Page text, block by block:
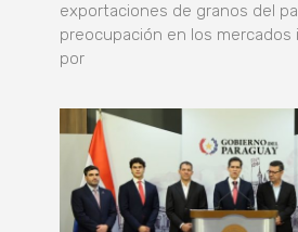
exportaciones de granos del
preocupación en los mercados
por